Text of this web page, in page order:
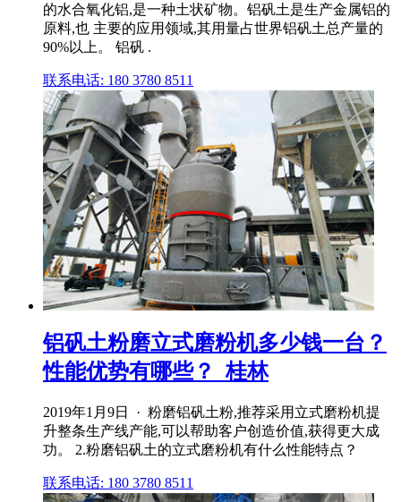
的水合氧化铝,是一种土状矿物。铝矾土是生产金属铝的
原料,也 主要的应用领域,其用量占世界铝矾土总产量的
90%以上。 铝矾 .
联系电话: 180 3780 8511
铝矾土粉磨立式磨粉机多少钱一台？
性能优势有哪些？_桂林
2019年1月9日 · 粉磨铝矾土粉,推荐采用立式磨粉机提
升整条生产线产能,可以帮助客户创造价值,获得更大成
功。 2.粉磨铝矾土的立式磨粉机有什么性能特点？
联系电话: 180 3780 8511